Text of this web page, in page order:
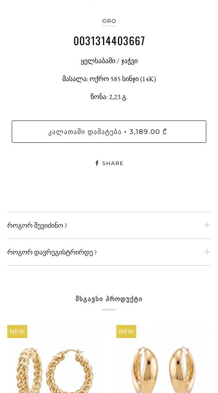
ORO
0031314403667
ყელსაბამი / ჯაჭვი
მასალა: ოქრო 585 სინჯი (14K)
წონა: 2,23 გ.
ᲙᲐᲚᲐᲗᲐᲨᲘ ᲓᲐᲛᲐᲢᲔᲑᲐ • 3,189.00 ₾
SHARE
როგორ შევიძინო ?
როგორ დავრეგისტრირდე ?
ᲛᲡᲒᲐᲕᲡᲘ ᲞᲠᲝᲓᲣᲥᲢᲘ
NEW NEW